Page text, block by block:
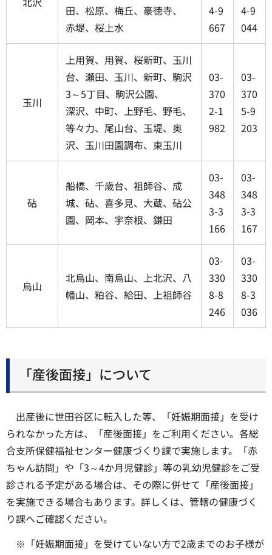
田、松原、梅丘、豪徳寺、
赤堤、桜上水
4-9
667
4-9
044
玉川
上用賀、用賀、桜新町、玉川
台、瀬田、玉川、新町、駒沢
3～5丁目、駒沢公園、
深沢、中町、上野毛、野毛、
等々力、尾山台、玉堤、奥
沢、玉川田園調布、東玉川
03-
370
2-1
982
03-
370
5-9
203
砧
船橋、千歳台、祖師谷、成
城、砧、喜多見、大蔵、砧公
園、岡本、宇奈根、鎌田
03-
348
3-3
166
03-
348
3-3
167
烏山
北烏山、南烏山、上北沢、八
幡山、粕谷、給田、上祖師谷
03-
330
8-8
246
03-
330
8-3
036
「産後面接」について
出産後に世田谷区に転入した等、「妊娠期面接」を受け
られなかった方は、「産後面接」をご利用ください。各総
合支所保健福祉センター健康づくり課で実施します。「赤
ちゃん訪問」や「3～4か月児健診」等の乳幼児健診をご受
診される予定がある場合は、その際に併せて「産後面接」
を実施できる場合もあります。詳しくは、管轄の健康づく
り課へご確認ください。
※「妊娠期面接」を受けていない方で2歳までのお子様が